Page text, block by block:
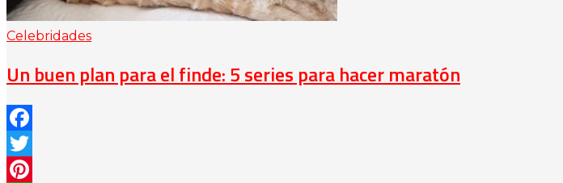
Celebridades
Un buen plan para el finde: 5 series para hacer maratón
Facebook
Twitter